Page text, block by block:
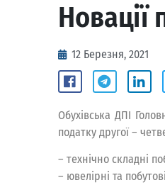
Новації
12 Березня, 2021
Обухівська ДПІ
податку другої –
– технічно складні
– ювелірні та